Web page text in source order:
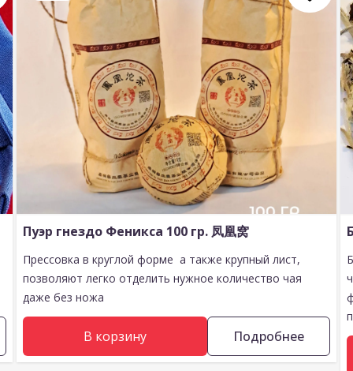
Пуэр гнездо Феникса 100 гр. 凤凰窝
В корзину Подробнее
Прессовка в круглой форме а также крупный лист,
позволяют легко отделить нужное количество чая
даже без ножа